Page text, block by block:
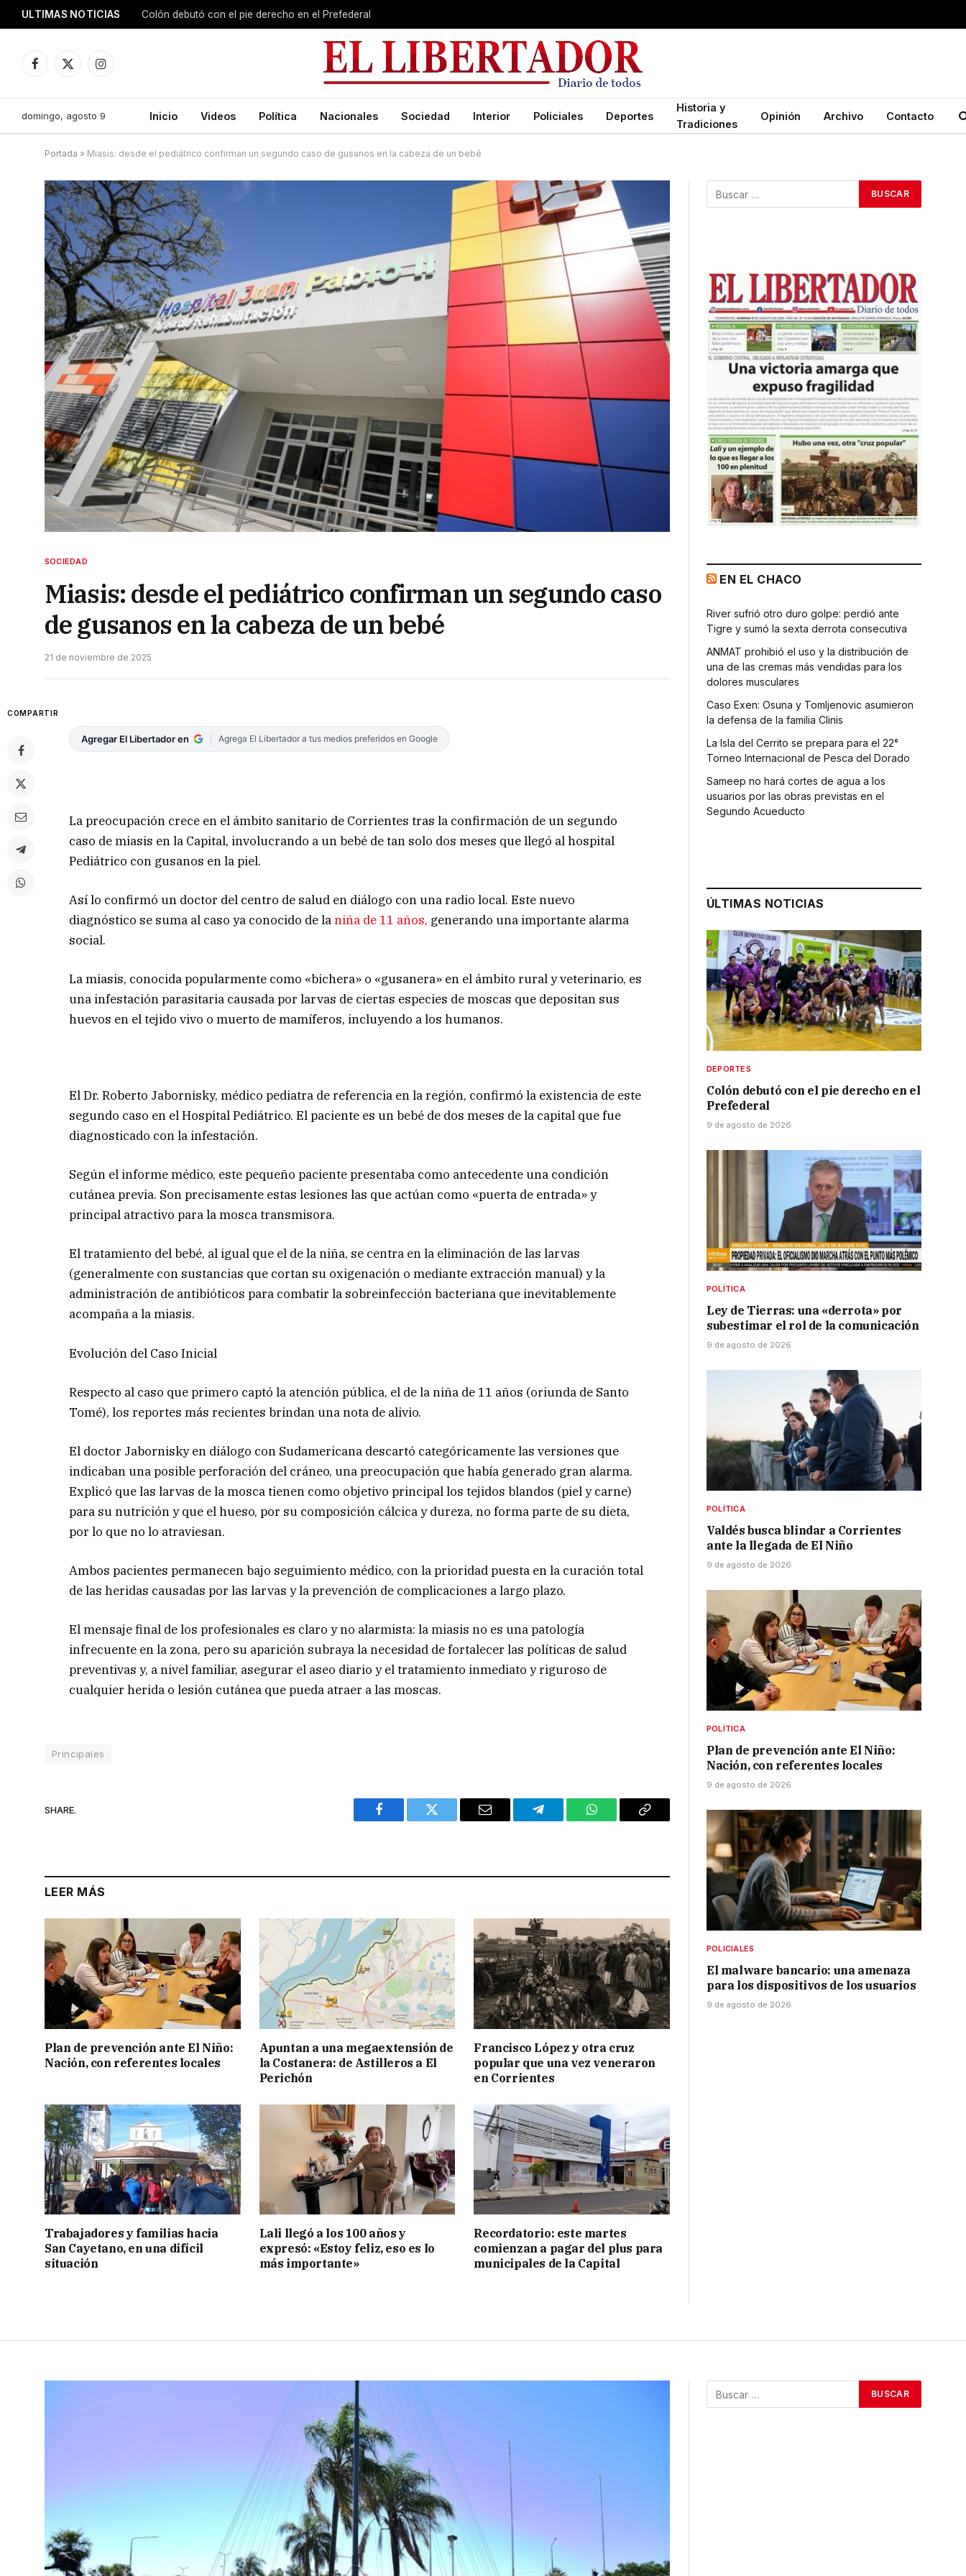
ULTIMAS NOTICIAS Colón debutó con el pie derecho en el Prefederal
Facebook
X
Instagram
domingo, agosto 9 Inicio Videos Política Nacionales Sociedad Interior Policiales Deportes
Historia y
Tradiciones
Opinión Archivo Contacto
Portada » Miasis: desde el pediátrico confirman un segundo caso de gusanos en la cabeza de un bebé
SOCIEDAD
Miasis: desde el pediátrico confirman un segundo caso
de gusanos en la cabeza de un bebé
21 de noviembre de 2025
COMPARTIR
Agregar El Libertador en Agrega El Libertador a tus medios preferidos en Google
La preocupación crece en el ámbito sanitario de Corrientes tras la confirmación de un segundo
caso de miasis en la Capital, involucrando a un bebé de tan solo dos meses que llegó al hospital
Pediátrico con gusanos en la piel.
Así lo confirmó un doctor del centro de salud en diálogo con una radio local. Este nuevo
diagnóstico se suma al caso ya conocido de laniña de 11 años, generando una importante alarma
social.
La miasis, conocida popularmente como «bichera» o «gusanera» en el ámbito rural y veterinario, es
una infestación parasitaria causada por larvas de ciertas especies de moscas que depositan sus
huevos en el tejido vivo o muerto de mamíferos, incluyendo a los humanos.
El Dr. Roberto Jabornisky, médico pediatra de referencia en la región, confirmó la existencia de este
segundo caso en el Hospital Pediátrico. El paciente es un bebé de dos meses de la capital que fue
diagnosticado con la infestación.
Según el informe médico, este pequeño paciente presentaba como antecedente una condición
cutánea previa. Son precisamente estas lesiones las que actúan como «puerta de entrada» y
principal atractivo para la mosca transmisora.
El tratamiento del bebé, al igual que el de la niña, se centra en la eliminación de las larvas
(generalmente con sustancias que cortan su oxigenación o mediante extracción manual) y la
administración de antibióticos para combatir la sobreinfección bacteriana que inevitablemente
acompaña a la miasis.
Evolución del Caso Inicial
Respecto al caso que primero captó la atención pública, el de la niña de 11 años (oriunda de Santo
Tomé), los reportes más recientes brindan una nota de alivio.
El doctor Jabornisky en diálogo con Sudamericana descartó categóricamente las versiones que
indicaban una posible perforación del cráneo, una preocupación que había generado gran alarma.
Explicó que las larvas de la mosca tienen como objetivo principal los tejidos blandos (piel y carne)
para su nutrición y que el hueso, por su composición cálcica y dureza, no forma parte de su dieta,
por lo que no lo atraviesan.
Ambos pacientes permanecen bajo seguimiento médico, con la prioridad puesta en la curación total
de las heridas causadas por las larvas y la prevención de complicaciones a largo plazo.
El mensaje final de los profesionales es claro y no alarmista: la miasis no es una patología
infrecuente en la zona, pero su aparición subraya la necesidad de fortalecer las políticas de salud
preventivas y, a nivel familiar, asegurar el aseo diario y el tratamiento inmediato y riguroso de
cualquier herida o lesión cutánea que pueda atraer a las moscas.
Principales
SHARE.
Facebook Twitter Email Telegram WhatsAppCopy
LEER MÁS
Plan de prevención ante El Niño:
Nación, con referentes locales
Apuntan a una megaextensión de
la Costanera: de Astilleros a El
Perichón
Francisco López y otra cruz
popular que una vez veneraron
en Corrientes
Trabajadores y familias hacia
San Cayetano, en una difícil
situación
Lali llegó a los 100 años y
expresó: «Estoy feliz, eso es lo
más importante»
Recordatorio: este martes
comienzan a pagar del plus para
municipales de la Capital
EN EL CHACO
River sufrió otro duro golpe: perdió ante
Tigre y sumó la sexta derrota consecutiva
ANMAT prohibió el uso y la distribución de
una de las cremas más vendidas para los
dolores musculares
Caso Exen: Osuna y Tomljenovic asumieron
la defensa de la familia Clinis
La Isla del Cerrito se prepara para el 22°
Torneo Internacional de Pesca del Dorado
Sameep no hará cortes de agua a los
usuarios por las obras previstas en el
Segundo Acueducto
ÚLTIMAS NOTICIAS
DEPORTES
Colón debutó con el pie derecho en el
Prefederal
9 de agosto de 2026
POLÍTICA
Ley de Tierras: una «derrota» por
subestimar el rol de la comunicación
9 de agosto de 2026
POLÍTICA
Valdés busca blindar a Corrientes
ante la llegada de El Niño
9 de agosto de 2026
POLÍTICA
Plan de prevención ante El Niño:
Nación, con referentes locales
9 de agosto de 2026
POLICIALES
El malware bancario: una amenaza
para los dispositivos de los usuarios
9 de agosto de 2026